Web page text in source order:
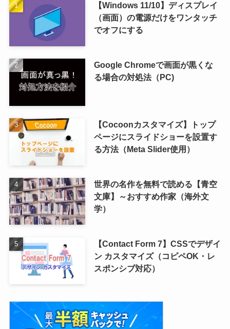
【Windows 11/10】ディスプレイ
（画面）の電源だけをワンタッチ
でオフにする
Google Chromeで画面が黒くな
る場合の対処法（PC)
【Cocoonカスタマイズ】トップ
ページにスライドショーを設置す
る方法（Meta Slider使用）
世界の名作を無料で読める【青空
文庫】～おすすめ作家（海外文
学）
【Contact Form 7】CSSでデザイ
ン カスタマイズ（コピペOK・レ
スポンシブ対応）